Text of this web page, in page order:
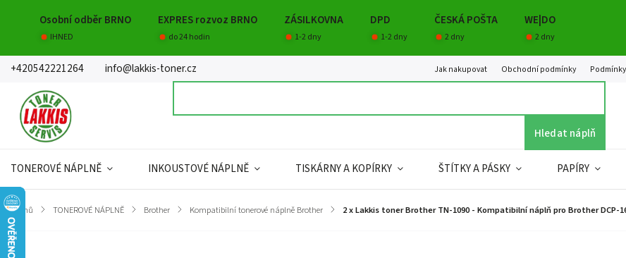
Osobní odběr BRNO EXPRES rozvoz BRNO ZÁSILKOVNA DPD ČESKÁ POŠTA WE|DO
IHNED do 24 hodin 1-2 dny 1-2 dny 2 dny 2 dny
+420542221264 info@lakkis-toner.cz Jak nakupovat Obchodní podmínky
Hledat náplň
TONEROVÉ NÁPLNĚ INKOUSTOVÉ NÁPLNĚ TISKÁRNY A KOPÍRKY ŠTÍTKY A PÁSKY PAPÍRY
Domů / TONEROVÉ NÁPLNĚ / Brother / Kompatibilní tonerové náplně Brother / 2 x Lakkis toner Brother TN-1090 - Kompatibilní náplň pro Brother DCP-
Značka: